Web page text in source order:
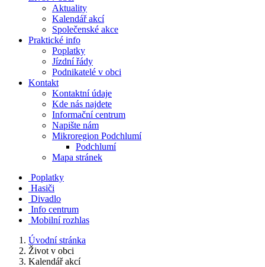
Aktuality
Kalendář akcí
Společenské akce
Praktické info
Poplatky
Jízdní řády
Podnikatelé v obci
Kontakt
Kontaktní údaje
Kde nás najdete
Informační centrum
Napište nám
Mikroregion Podchlumí
Podchlumí
Mapa stránek
Poplatky
Hasiči
Divadlo
Info centrum
Mobilní rozhlas
Úvodní stránka
Život v obci
Kalendář akcí